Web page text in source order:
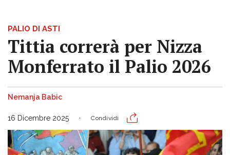
PALIO DI ASTI
Tittia correrà per Nizza
Monferrato il Palio 2026
Nemanja Babic
16 Dicembre 2025 Condividi